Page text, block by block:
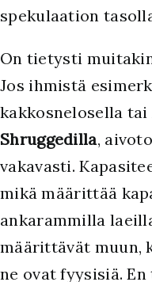
spekulaation
On tietysti
Jos ihmistä
kakkosnelosella tai
Shruggedilla,
vakavasti.
mikä määrittää
ankarammilla
määrittävät muun,
ne ovat fyysisiä.